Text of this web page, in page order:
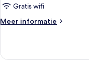
Gratis wifi
Meer informatie
Meer